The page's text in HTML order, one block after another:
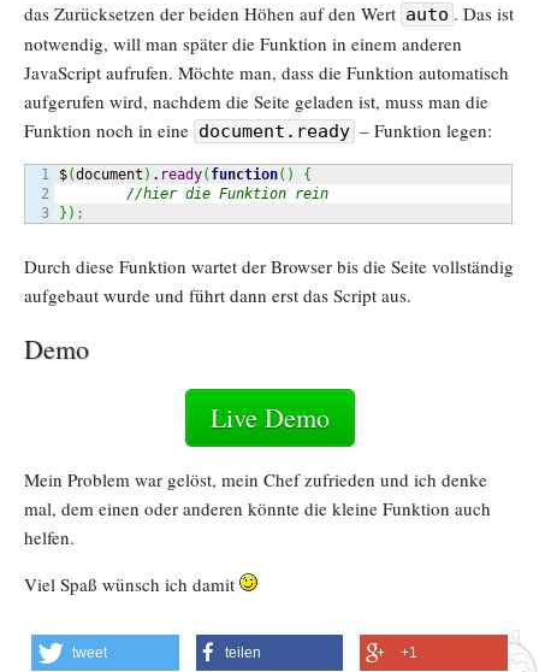
das Zurücksetzen der beiden Höhen auf den Wert auto . Das ist
notwendig, will man später die Funktion in einem anderen
JavaScript aufrufen. Möchte man, dass die Funktion automatisch
aufgerufen wird, nachdem die Seite geladen ist, muss man die
Funktion noch in eine document.ready – Funktion legen:
1
2
$(document ) . ready( function( )
{
//hier die Funktion rein
} ) ;
Durch diese Funktion wartet der Browser bis die Seite vollständig
aufgebaut wurde und führt dann erst das Script aus.
Demo
Live Demo
Mein Problem war gelöst, mein Chef zufrieden und ich denke
mal, dem einen oder anderen könnte die kleine Funktion auch
helfen.
Viel Spaß wünsch ich damit
tweet teilen +1